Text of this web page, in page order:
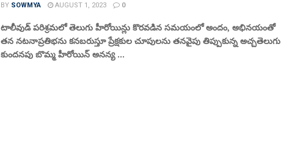
BY SOWMYA AUGUST 1, 2023 0
టాలీవుడ్ పరిశ్రమలో తెలుగు హీరోయిన్లు కొరవడిన సమయంలో అందం, అభినయంతో
తన నటనాప్రతిభను కనబరుస్తూ ప్రేక్షకుల చూపులను తనవైపు తిప్పుకున్న అచ్చతెలుగు
కుందనపు బొమ్మ హీరోయిన్ అనన్య ...